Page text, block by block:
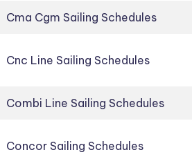
Cma Cgm Sailing Schedules
Cnc Line Sailing Schedules
Combi Line Sailing Schedules
Concor Sailing Schedules